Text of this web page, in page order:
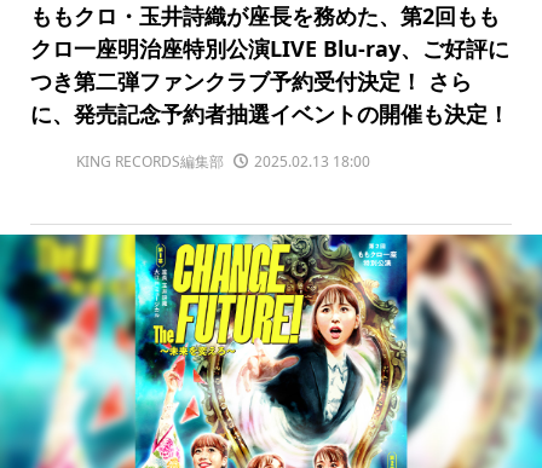
ももクロ・玉井詩織が座長を務めた、第2回もも
クロ一座明治座特別公演LIVE Blu-ray、ご好評に
つき第二弾ファンクラブ予約受付決定！ さら
に、発売記念予約者抽選イベントの開催も決定！
KING RECORDS編集部 2025.02.13 18:00